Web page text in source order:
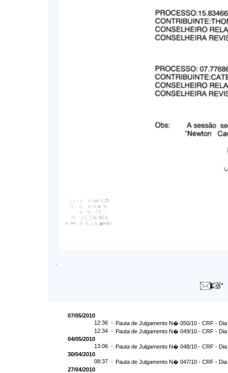
07/05/2010
12:36 - Pauta de Julgamento N� 050/10 - CRF - Dia
12:34 - Pauta de Julgamento N� 049/10 - CRF - Dia
04/05/2010
13:06 - Pauta de Julgamento N� 048/10 - CRF - Dia
30/04/2010
08:37 - Pauta de Julgamento N� 047/10 - CRF - Dia
27/04/2010